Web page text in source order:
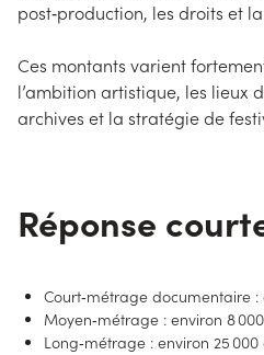
post‑production, les droits et
Ces montants varient
l’ambition artistique, les lieux
archives et la stratégie de
Réponse
Court‑métrage documentaire
Moyen‑métrage : environ 8
Long‑métrage : environ 25 000